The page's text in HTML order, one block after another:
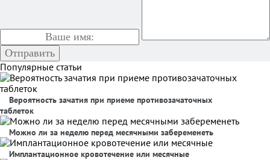
Популярные статьи
Вероятность зачатия при приеме противозачаточных
таблеток
Можно ли за неделю перед месячными забеременеть
Имплантационное кровотечение или месячные